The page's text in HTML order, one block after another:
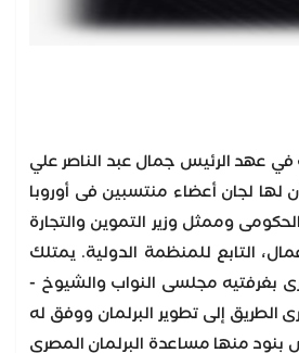
عهد الرئيس جمال عبد الناصر علي
العالم، فى آسيا وأفريقيا كما أن لها لجان أعضاء منتسبين فى أوروبا
وممثل وزير التموين والتجارة
التابع للمنظمة الدولية. يمتلك
المصرى بغرفتيه مجلسى النواب والشيوخ -
إلى تطوير البرلمان ووفق له
مدته 2015-2020 وتم اعداد برتوكول ورد به خمس بنود منها مساعدة البرلمان المصرى